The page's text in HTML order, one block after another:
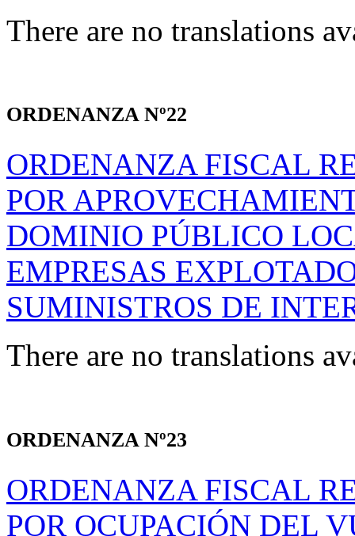
There are no translations
ORDENANZA Nº22
ORDENANZA FISCAL
POR
DOMINIO PÚBLICO
EMPRESAS
SUMINISTROS DE
There are no translations
ORDENANZA Nº23
ORDENANZA FISCAL
POR OCUPACIÓN DEL